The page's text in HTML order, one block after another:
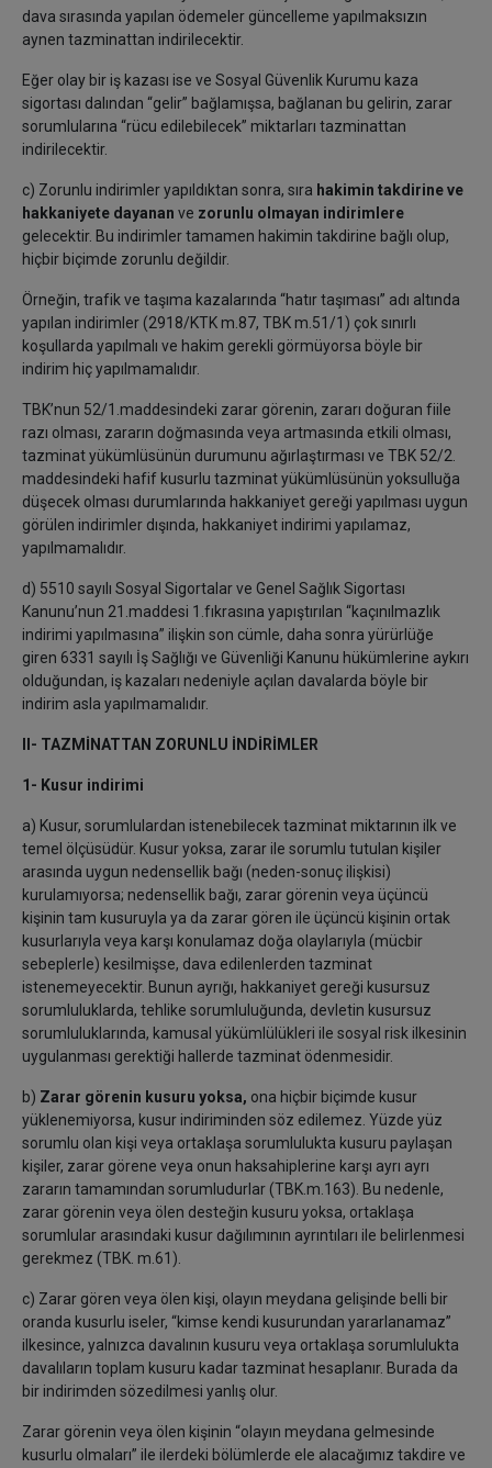
dava sırasında yapılan ödemeler güncelleme yapılmaksızın
aynen tazminattan indirilecektir.
Eğer olay bir iş kazası ise ve Sosyal Güvenlik Kurumu kaza
sigortası dalından “gelir” bağlamışsa, bağlanan bu gelirin, zarar
sorumlularına “rücu edilebilecek” miktarları tazminattan
indirilecektir.
c) Zorunlu indirimler yapıldıktan sonra, sıra hakimin takdirine ve
hakkaniyete dayanan ve zorunlu olmayan indirimlere
gelecektir. Bu indirimler tamamen hakimin takdirine bağlı olup,
hiçbir biçimde zorunlu değildir.
Örneğin, trafik ve taşıma kazalarında “hatır taşıması” adı altında
yapılan indirimler (2918/KTK m.87, TBK m.51/1) çok sınırlı
koşullarda yapılmalı ve hakim gerekli görmüyorsa böyle bir
indirim hiç yapılmamalıdır.
TBK’nun 52/1.maddesindeki zarar görenin, zararı doğuran fiile
razı olması, zararın doğmasında veya artmasında etkili olması,
tazminat yükümlüsünün durumunu ağırlaştırması ve TBK 52/2.
maddesindeki hafif kusurlu tazminat yükümlüsünün yoksulluğa
düşecek olması durumlarında hakkaniyet gereği yapılması uygun
görülen indirimler dışında, hakkaniyet indirimi yapılamaz,
yapılmamalıdır.
d) 5510 sayılı Sosyal Sigortalar ve Genel Sağlık Sigortası
Kanunu’nun 21.maddesi 1.fıkrasına yapıştırılan “kaçınılmazlık
indirimi yapılmasına” ilişkin son cümle, daha sonra yürürlüğe
giren 6331 sayılı İş Sağlığı ve Güvenliği Kanunu hükümlerine aykırı
olduğundan, iş kazaları nedeniyle açılan davalarda böyle bir
indirim asla yapılmamalıdır.
II- TAZMİNATTAN ZORUNLU İNDİRİMLER
1- Kusur indirimi
a) Kusur, sorumlulardan istenebilecek tazminat miktarının ilk ve
temel ölçüsüdür. Kusur yoksa, zarar ile sorumlu tutulan kişiler
arasında uygun nedensellik bağı (neden-sonuç ilişkisi)
kurulamıyorsa; nedensellik bağı, zarar görenin veya üçüncü
kişinin tam kusuruyla ya da zarar gören ile üçüncü kişinin ortak
kusurlarıyla veya karşı konulamaz doğa olaylarıyla (mücbir
sebeplerle) kesilmişse, dava edilenlerden tazminat
istenemeyecektir. Bunun ayrığı, hakkaniyet gereği kusursuz
sorumluluklarda, tehlike sorumluluğunda, devletin kusursuz
sorumluluklarında, kamusal yükümlülükleri ile sosyal risk ilkesinin
uygulanması gerektiği hallerde tazminat ödenmesidir.
b) Zarar görenin kusuru yoksa, ona hiçbir biçimde kusur
yüklenemiyorsa, kusur indiriminden söz edilemez. Yüzde yüz
sorumlu olan kişi veya ortaklaşa sorumlulukta kusuru paylaşan
kişiler, zarar görene veya onun haksahiplerine karşı ayrı ayrı
zararın tamamından sorumludurlar (TBK.m.163). Bu nedenle,
zarar görenin veya ölen desteğin kusuru yoksa, ortaklaşa
sorumlular arasındaki kusur dağılımının ayrıntıları ile belirlenmesi
gerekmez (TBK. m.61).
c) Zarar gören veya ölen kişi, olayın meydana gelişinde belli bir
oranda kusurlu iseler, “kimse kendi kusurundan yararlanamaz”
ilkesince, yalnızca davalının kusuru veya ortaklaşa sorumlulukta
davalıların toplam kusuru kadar tazminat hesaplanır. Burada da
bir indirimden sözedilmesi yanlış olur.
Zarar görenin veya ölen kişinin “olayın meydana gelmesinde
kusurlu olmaları” ile ilerdeki bölümlerde ele alacağımız takdire ve